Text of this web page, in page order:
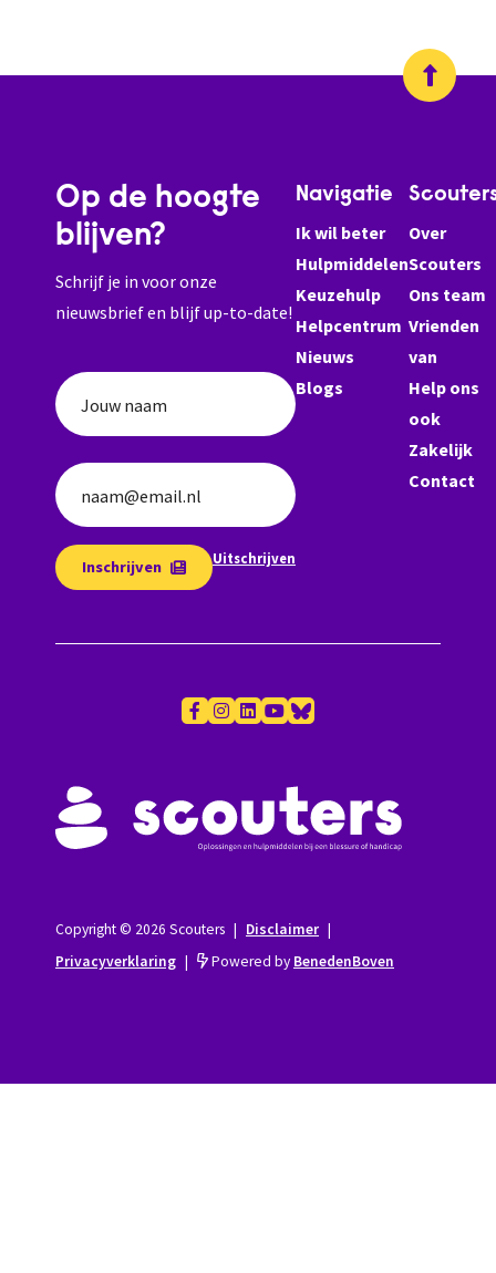
Op de hoogte
blijven?
Schrijf je in voor onze
nieuwsbrief en blijf up-to-date!
Jouw naam
naam@email.nl
Inschrijven Uitschrijven
Navigatie
Ik wil beter
Hulpmiddelen
Keuzehulp
Helpcentrum
Nieuws
Blogs
Over
Scouters
Ons team
Vrienden
van
Help ons
ook
Zakelijk
Contact
Copyright © 2026 Scouters | Disclaimer |
Privacyverklaring | Powered by BenedenBoven